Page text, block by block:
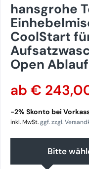
hansgrohe
CoolStart
Open Ablauf
ab €
-2% Skonto bei
inkl. MwSt.ggf. zzgl.
Bitte